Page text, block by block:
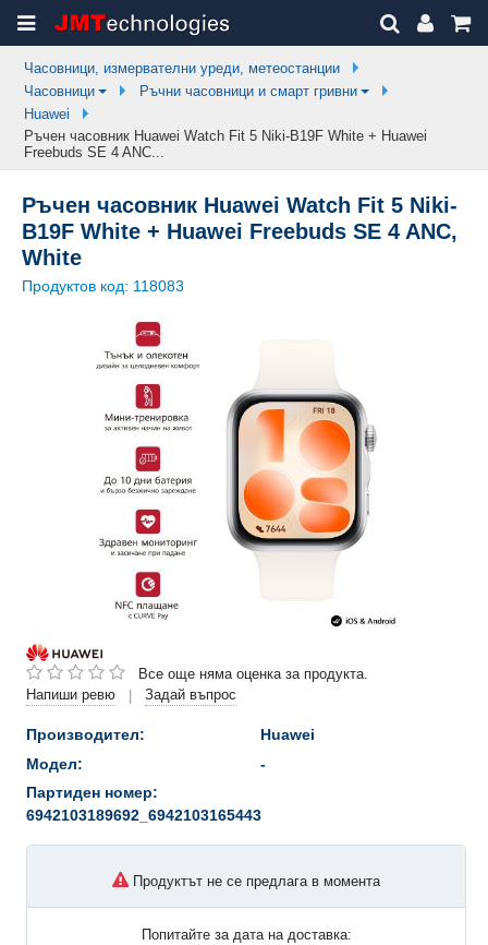
Часовници, измервателни уреди, метеостанции
Часовници
Ръчни часовници и смарт гривни
Huawei
Ръчен часовник Huawei Watch Fit 5 Niki-B19F White + Huawei
Freebuds SE 4 ANC...
Ръчен часовник Huawei Watch Fit 5 Niki-
B19F White + Huawei Freebuds SE 4 ANC,
White
Продуктов код: 118083
Все още няма оценка за продукта.
Напиши ревю
| Задай въпрос
Производител:
Huawei
Модел:
-
Партиден номер:
6942103189692_6942103165443
Продуктът не се предлага в момента
Попитайте за дата на доставка: